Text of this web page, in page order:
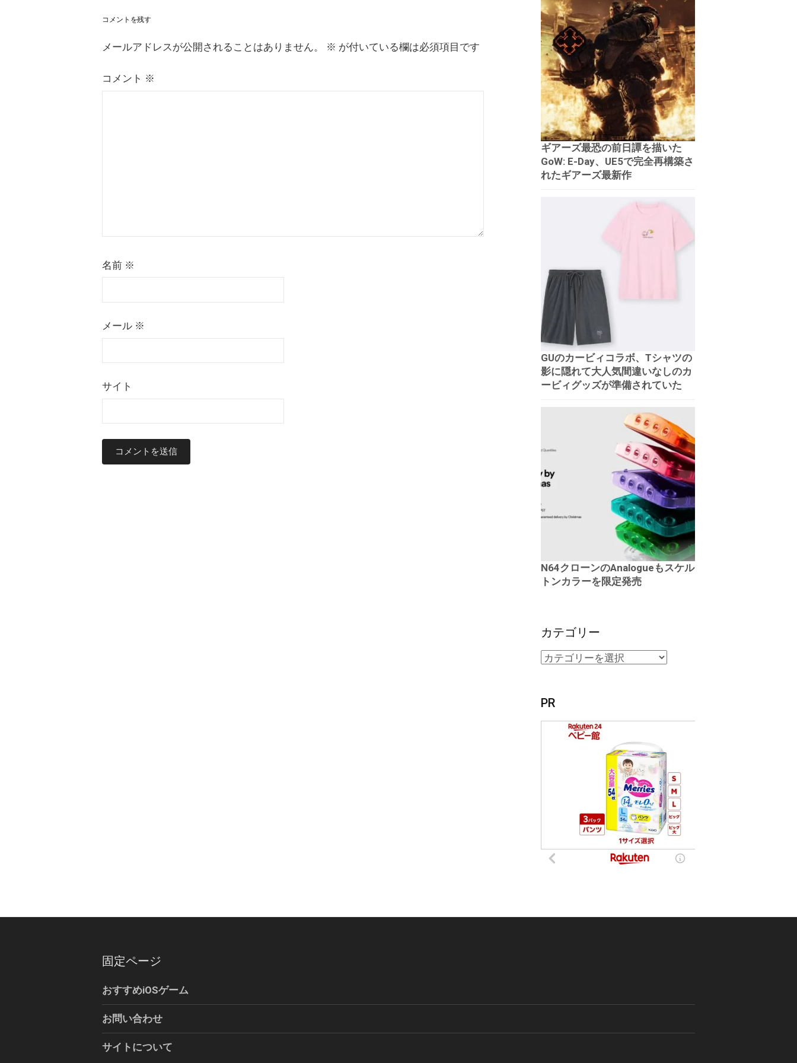
ー
ョ
コメントを残す
メールアドレスが公開されることはありません。 ※ が付いている欄は必須項目です
コメント ※
名前 ※
メール ※
サイト
ギアーズ最恐の前日譚を描いた
GoW: E-Day、UE5で完全再構築さ
れたギアーズ最新作
GUのカービィコラボ、Tシャツの
影に隠れて大人気間違いなしのカ
ービィグッズが準備されていた
N64クローンのAnalogueもスケル
トンカラーを限定発売
カテゴリー
PR
固定ページ
おすすめiOSゲーム
お問い合わせ
サイトについて